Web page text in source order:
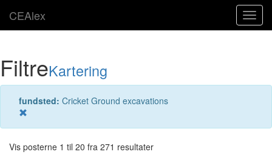
CEAlex
FiltreKartering
fundsted: Cricket Ground excavations
Vis posterne 1 til 20 fra 271 resultater